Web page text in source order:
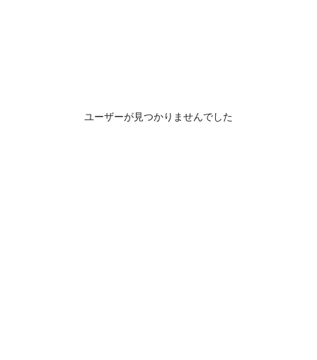
ユーザーが見つかりませんでした